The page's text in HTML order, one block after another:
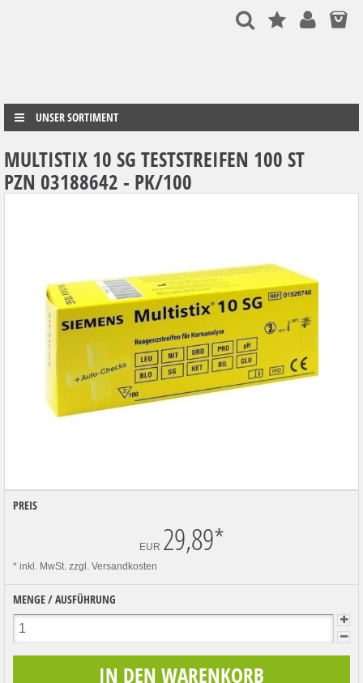
UNSER SORTIMENT
MULTISTIX 10 SG TESTSTREIFEN 100 ST
PZN 03188642 - PK/100
PREIS
EUR 29,89*
* inkl. MwSt. zzgl. Versandkosten
MENGE / AUSFÜHRUNG